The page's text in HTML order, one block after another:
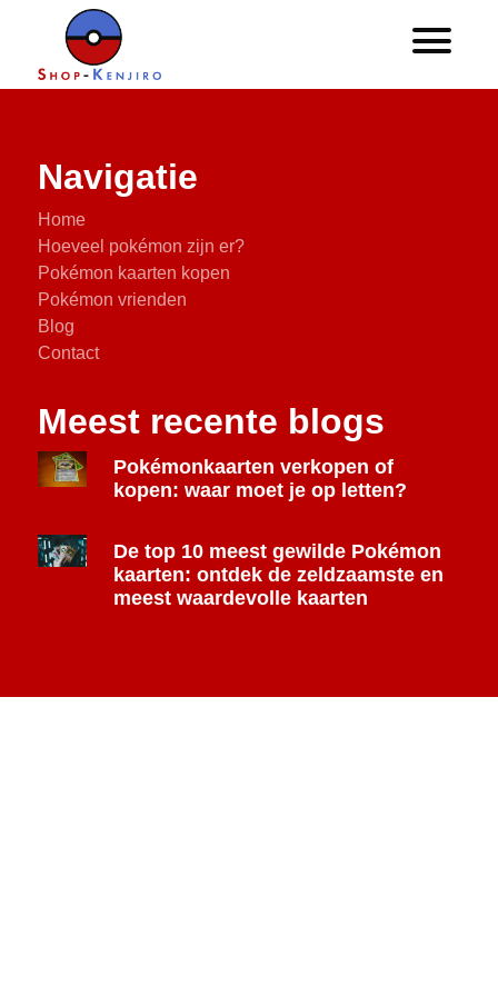
Navigatie
Home
Hoeveel pokémon zijn er?
Pokémon kaarten kopen
Pokémon vrienden
Blog
Contact
Meest recente blogs
Pokémonkaarten verkopen of
kopen: waar moet je op letten?
De top 10 meest gewilde Pokémon
kaarten: ontdek de zeldzaamste en
meest waardevolle kaarten